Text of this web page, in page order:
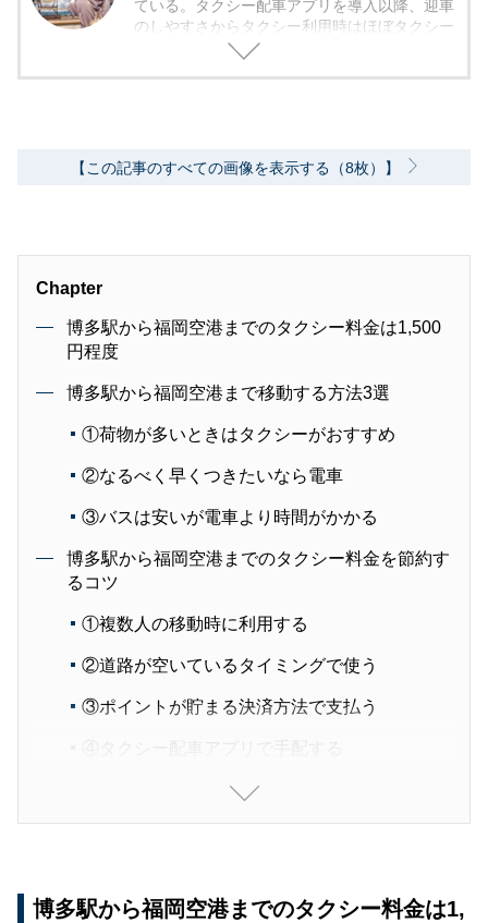
ている。タクシー配車アプリを導入以降、迎車
のしやすさからタクシー利用時はほぼタクシー
配車アプリを活用している。
【この記事のすべての画像を表示する（8枚）】
Chapter
博多駅から福岡空港までのタクシー料金は1,500
円程度
博多駅から福岡空港まで移動する方法3選
①荷物が多いときはタクシーがおすすめ
②なるべく早くつきたいなら電車
③バスは安いが電車より時間がかかる
博多駅から福岡空港までのタクシー料金を節約す
るコツ
①複数人の移動時に利用する
②道路が空いているタイミングで使う
③ポイントが貯まる決済方法で支払う
博多駅から福岡空港までの移動におすすめのタク
博多駅から福岡空港までのタクシー料金は1,